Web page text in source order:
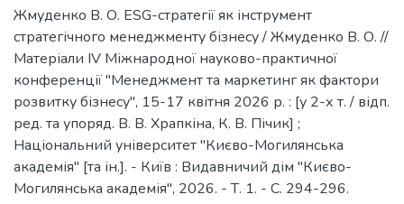
Жмуденко В. О. ESG-стратегії як інструмент
стратегічного менеджменту бізнесу / Жмуденко В. О. //
Матеріали ІV Міжнародної науково-практичної
конференції "Менеджмент та маркетинг як фактори
розвитку бізнесу", 15-17 квітня 2026 р. : [у 2-х т. / відп.
ред. та упоряд. В. В. Храпкіна, К. В. Пічик] ;
Національний університет "Києво-Могилянська
академія" [та ін.]. - Київ : Видавничий дім "Києво-
Могилянська академія", 2026. - Т. 1. - С. 294-296.